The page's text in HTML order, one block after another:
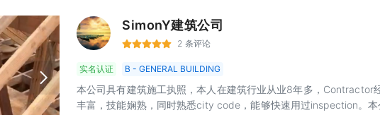
SimonY建筑公司
2 条评论
实名认证 B - GENERAL BUILDING
本公司具有建筑施工执照，本人在建筑行业从业8年多，Contractor
丰富，技能娴熟，同时熟悉city code，能够快速用过inspection。本